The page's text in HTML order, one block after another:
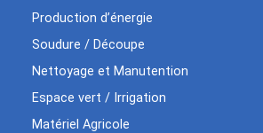
Production d’énergie
Soudure / Découpe
Nettoyage et Manutention
Espace vert / Irrigation
Matériel Agricole